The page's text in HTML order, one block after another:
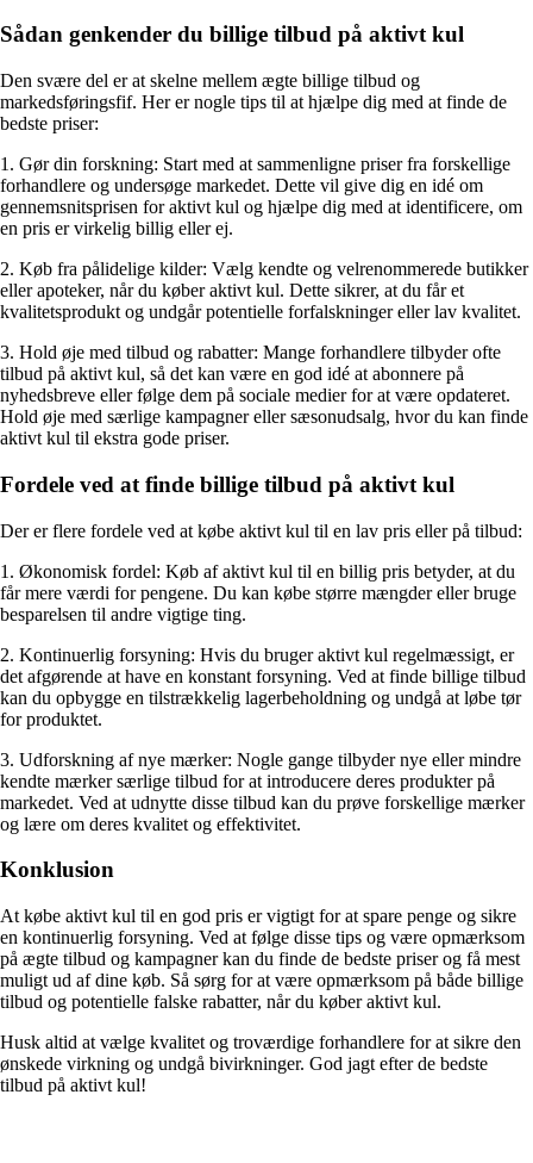
Sådan genkender du billige tilbud på aktivt kul
Den svære del er at skelne mellem ægte billige tilbud og
markedsføringsfif. Her er nogle tips til at hjælpe dig med at finde de
bedste priser:
1. Gør din forskning: Start med at sammenligne priser fra forskellige
forhandlere og undersøge markedet. Dette vil give dig en idé om
gennemsnitsprisen for aktivt kul og hjælpe dig med at identificere, om
en pris er virkelig billig eller ej.
2. Køb fra pålidelige kilder: Vælg kendte og velrenommerede butikker
eller apoteker, når du køber aktivt kul. Dette sikrer, at du får et
kvalitetsprodukt og undgår potentielle forfalskninger eller lav kvalitet.
3. Hold øje med tilbud og rabatter: Mange forhandlere tilbyder ofte
tilbud på aktivt kul, så det kan være en god idé at abonnere på
nyhedsbreve eller følge dem på sociale medier for at være opdateret.
Hold øje med særlige kampagner eller sæsonudsalg, hvor du kan finde
aktivt kul til ekstra gode priser.
Fordele ved at finde billige tilbud på aktivt kul
Der er flere fordele ved at købe aktivt kul til en lav pris eller på tilbud:
1. Økonomisk fordel: Køb af aktivt kul til en billig pris betyder, at du
får mere værdi for pengene. Du kan købe større mængder eller bruge
besparelsen til andre vigtige ting.
2. Kontinuerlig forsyning: Hvis du bruger aktivt kul regelmæssigt, er
det afgørende at have en konstant forsyning. Ved at finde billige tilbud
kan du opbygge en tilstrækkelig lagerbeholdning og undgå at løbe tør
for produktet.
3. Udforskning af nye mærker: Nogle gange tilbyder nye eller mindre
kendte mærker særlige tilbud for at introducere deres produkter på
markedet. Ved at udnytte disse tilbud kan du prøve forskellige mærker
og lære om deres kvalitet og effektivitet.
Konklusion
At købe aktivt kul til en god pris er vigtigt for at spare penge og sikre
en kontinuerlig forsyning. Ved at følge disse tips og være opmærksom
på ægte tilbud og kampagner kan du finde de bedste priser og få mest
muligt ud af dine køb. Så sørg for at være opmærksom på både billige
tilbud og potentielle falske rabatter, når du køber aktivt kul.
Husk altid at vælge kvalitet og troværdige forhandlere for at sikre den
ønskede virkning og undgå bivirkninger. God jagt efter de bedste
tilbud på aktivt kul!